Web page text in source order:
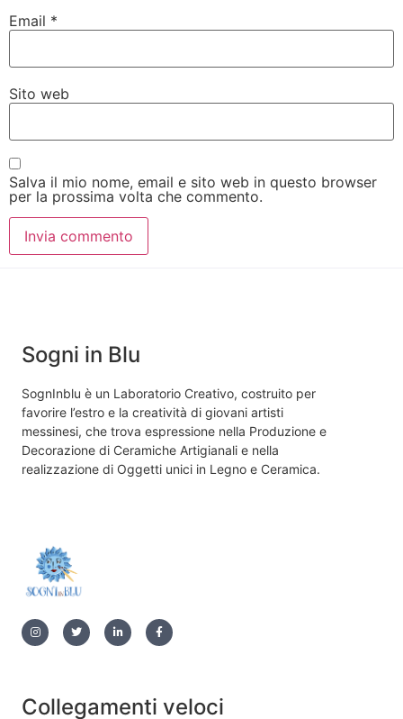
Email *
Sito web
Salva il mio nome, email e sito web in questo browser
per la prossima volta che commento.
Sogni in Blu
SognInblu è un Laboratorio Creativo, costruito per
favorire l’estro e la creatività di giovani artisti
messinesi, che trova espressione nella Produzione e
Decorazione di Ceramiche Artigianali e nella
realizzazione di Oggetti unici in Legno e Ceramica.
Collegamenti veloci